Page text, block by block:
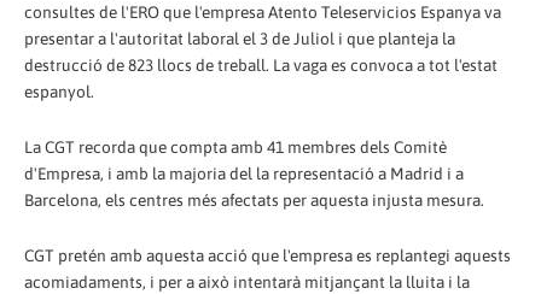
consultes de l'ERO que l'empresa Atento Teleservicios Espanya va
presentar a l'autoritat laboral el 3 de Juliol i que planteja la
destrucció de 823 llocs de treball. La vaga es convoca a tot l'estat
espanyol.
La CGT recorda que compta amb 41 membres dels Comitè
d'Empresa, i amb la majoria del la representació a Madrid i a
Barcelona, els centres més afectats per aquesta injusta mesura.
CGT pretén amb aquesta acció que l'empresa es replantegi aquests
acomiadaments, i per a això intentarà mitjançant la lluita i la